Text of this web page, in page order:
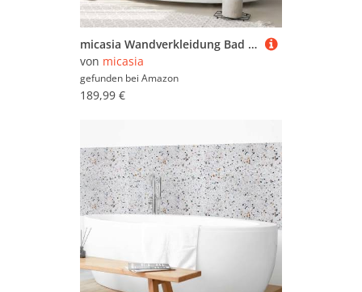
micasia Wandverkleidung Bad selbstklebend wasserfest Muster fugenlos Wandpaneel - made in Germany - Design Hartfolie matt rosa Badrückwand Steinoptik Abstrakt statt Fliesen 1430 (300x80cm)
von micasia
gefunden bei Amazon
189,99 €